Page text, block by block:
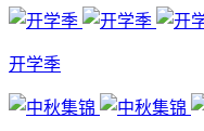
开学季